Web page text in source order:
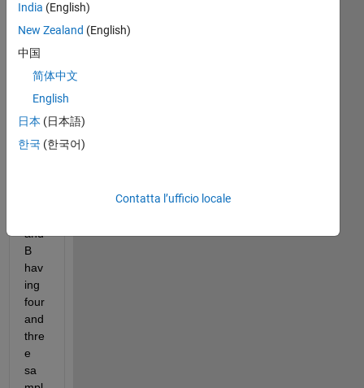
Ima
gin
e I
hav
two
gro
ups
and
B
hav
ing
four
and
thre
e
sa
India (English)
New Zealand (English)
中国
简体中文
English
日本 (日本語)
한국 (한국어)
Contatta l’ufficio locale